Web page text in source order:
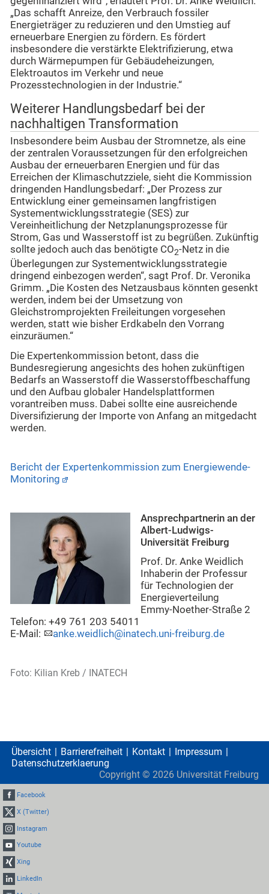
„Das schafft Anreize, den Verbrauch fossiler
Energieträger zu reduzieren und den Umstieg auf
erneuerbare Energien zu fördern. Es fördert
insbesondere die verstärkte Elektrifizierung, etwa
durch Wärmepumpen für Gebäudeheizungen,
Elektroautos im Verkehr und neue
Prozesstechnologien in der Industrie.“
Weiterer Handlungsbedarf bei der
nachhaltigen Transformation
Insbesondere beim Ausbau der Stromnetze, als eine
der zentralen Voraussetzungen für den erfolgreichen
Ausbau der erneuerbaren Energien und für das
Erreichen der Klimaschutzziele, sieht die Kommission
dringenden Handlungsbedarf: „Der Prozess zur
Entwicklung einer gemeinsamen langfristigen
Systementwicklungsstrategie (SES) zur
Vereinheitlichung der Netzplanungsprozesse für
Strom, Gas und Wasserstoff ist zu begrüßen. Zukünftig
sollte jedoch auch das benötigte CO2-Netz in die
Überlegungen zur Systementwicklungsstrategie
dringend einbezogen werden“, sagt Prof. Dr. Veronika
Grimm. „Die Kosten des Netzausbaus könnten gesenkt
werden, indem bei der Umsetzung von
Gleichstromprojekten Freileitungen vorgesehen
werden, statt wie bisher Erdkabeln den Vorrang
einzuräumen.“
Die Expertenkommission betont, dass die
Bundesregierung angesichts des hohen zukünftigen
Bedarfs an Wasserstoff die Wasserstoffbeschaffung
und den Aufbau globaler Handelsplattformen
vorantreiben muss. Dabei sollte eine ausreichende
Diversifizierung der Importe von Anfang an mitgedacht
werden.
Bericht der Expertenkommission zum Energiewende-
Monitoring
Ansprechpartnerin an der
Albert-Ludwigs-
Universität Freiburg
Prof. Dr. Anke Weidlich
Inhaberin der Professur
für Technologien der
Energieverteilung
Emmy-Noether-Straße 2
Telefon: +49 761 203 54011
E-Mail:
anke.weidlich@inatech.uni-freiburg.de
Foto: Kilian Kreb / INATECH
Übersicht Barrierefreiheit Kontakt
Impressum
Datenschutzerklaerung
Copyright © 2026 Universität Freiburg
Facebook
X (Twitter)
Instagram
Youtube
Xing
LinkedIn